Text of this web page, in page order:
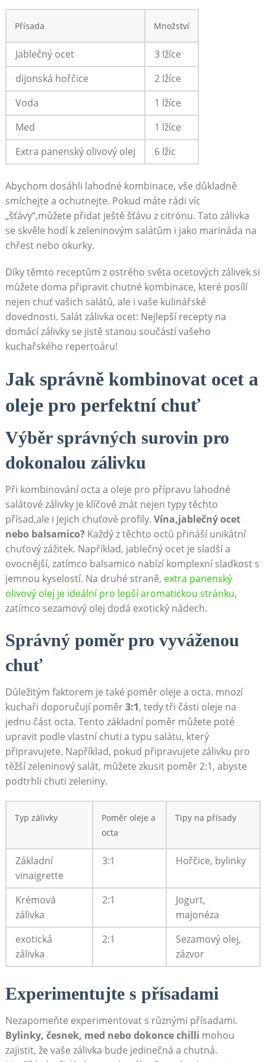
Přísada Množství
Jablečný ocet
3 ⁢lžíce
dijonská hořčice
2 lžíce
Voda
1 lžíce
Med
1‍ lžíce
Extra panenský olivový olej
6 lžic
Abychom ⁣dosáhli ⁢lahodné kombinace, vše důkladně
‍smíchejte ⁤a ochutnejte. Pokud máte rádi víc
„šťávy“,můžete přidat ještě šťávu z citrónu. Tato zálivka
se skvěle hodí k zeleninovým salátům i jako marináda na
⁣chřest nebo‌ okurky.
Díky těmto receptům ​z ostrého světa ocetových ⁢zálivek si
můžete doma připravit chutné kombinace, které posílí
nejen chuť vašich ‌salátů, ale i​ vaše kulinářské
dovednosti. Salát zálivka ocet: Nejlepší recepty na
domácí⁣ zálivky se jistě stanou ‌součástí vašeho
kuchařského ⁣repertoáru!
Jak správně kombinovat​ ocet⁣ a
oleje pro perfektní chuť
Výběr správných surovin pro
dokonalou zálivku
Při kombinování octa a oleje pro přípravu lahodné
salátové zálivky je klíčové znát nejen typy těchto
přísad,ale i jejich chuťové profily. Vína,jablečný ocet
nebo balsamico? Každý z těchto octů přináší unikátní
chuťový zážitek. Například, jablečný ocet je sladší a
ovocnější,‌ zatímco balsamico nabízí komplexní sladkost‌ s
jemnou kyselostí. Na druhé straně,⁣ extra panenský
olivový ‌olej je ideální pro lepší aromatickou stránku,‍
zatímco sezamový olej dodá exotický nádech.
Správný poměr pro vyváženou
⁣chuť
Důležitým faktorem je také poměr oleje a octa. mnozí
kuchaři ⁣doporučují poměr3:1, tedy‌ tři části oleje na
jednu část octa. Tento základní poměr můžete poté
upravit podle vlastní chuti a typu salátu,⁣ který
připravujete. Například, pokud připravujete zálivku pro
těžší‍ zeleninový salát, můžete zkusit poměr ⁣2:1,⁣ abyste
podtrhli chuti zeleniny.
Typ zálivky
Poměr oleje ​a
octa
Tipy na přísady
Základní
vinaigrette
3:1 Hořčice, bylinky
Krémová
zálivka
2:1
Jogurt,
majonéza
exotická⁢
zálivka
2:1
Sezamový olej,
zázvor
Experimentujte s přísadami
Nezapomeňte experimentovat s různými přísadami.
Bylinky, česnek, med nebo dokonce chilli mohou
zajistit, že vaše zálivka bude jedinečná a chutná.